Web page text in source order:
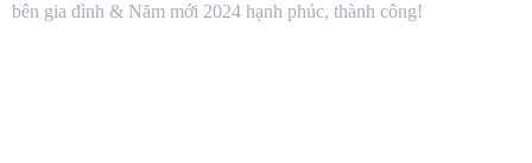
bên gia đình & Năm mới 2024 hạnh phúc, thành công!